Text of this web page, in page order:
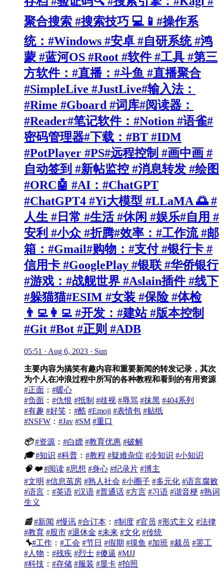
聚合搜索 #搜索技巧 💻📱#操作系
统：#Windows #安卓 #自研系统 #鸿
蒙 #蓝河OS #Root #软件 #工具 #第三
方软件：#直播：#斗鱼 #直播聚合
#SimpleLive #JustLive#输入法：
#Rime #Gboard #词库#阅读器：
#Reader#笔记软件：#Notion #语雀#
密码管理器#下载：#BT #IDM
#PotPlayer #PS#远程控制 #画中画 #
自动签到 #新帖监控 #消息转发 #绘图
#ORC🤖 #AI：#ChatGPT
#ChatGPT4 #Yi大模型 #LLaMA 🌅 #
人生 #日常 #生活 #休闲 #娱乐#自用 #
安利 #小众 #折腾#效率：#工作流 #邮
箱：#Gmail#购物：#支付 #银行卡 #
信用卡 #GooglePlay #银联 #华侨银行
#游戏：#战舰世界 #Aslain插件 #线下
#躲猫猫#ESIM #女装 #保险 #体检
👨‍💻👩‍💻 #开发：#建站 #版本控制
#Git #Bot #正则 #ADB
05:51 · Aug 6, 2023 · Sun
主要内容为搞笑有趣内容和重要新闻的转发记录，其次
为个人在冲浪过程中所写的各种教程和看到的有用资源
#正面 ： #暖心
#负面 ： #仇恨 #抵制 #歧视 #辱骂 #抹黑 #404系列
#有趣 #好笑 ： #酷 #Emoji #表情包 #贴纸
#NSFW ： #Jav #SM #重口
📦 #资源 ： #白嫖 #教育优惠 #破解
🎓 #知识 #科普 ： #教程 #疑难杂症 #冷知识 #小知识
🧠 ❤️ #阅读 #思想 #身心 #纪录片 #博主
#文明 #信息茧房 #熟人社会 #小圈子 #多元化 #语言腐败
#语言 ： #英语 #汉语 #普通话 #方言 #习语 #谐音梗 #熟词
生义
📰 #新闻 #慢讯 #合订本 ： #制度 #官员 #形式主义 #法律
#教育 #股市 #退休金 #未来 #文化 #传统
🔧#工作 ： #工会 #节日 #假期 #摸鱼 #加班 #裁员 #罢工
#人物 ： #残疾 #烈士 #傻逼 #MJJ
#科技 ： #存储 #服装 #显卡 #拍照